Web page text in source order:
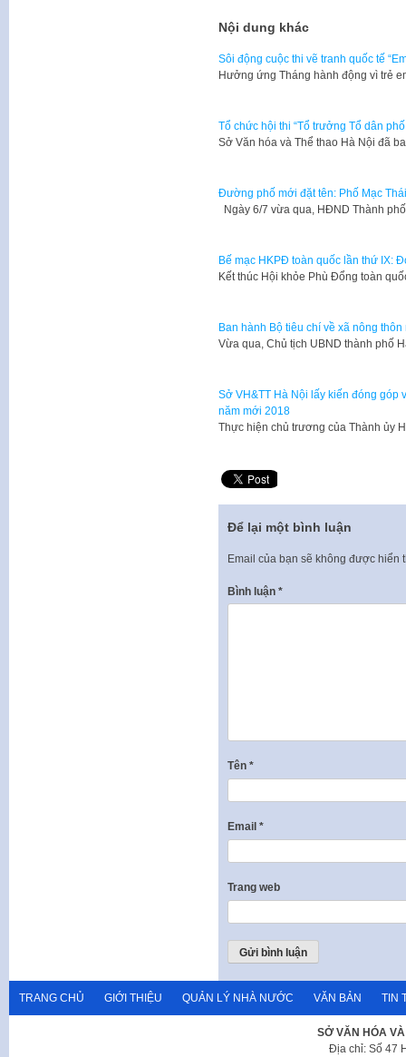
Nội dung khác
Sôi động cuộc thi vẽ tranh quốc tế
Hưởng ứng Tháng hành động vì trẻ
Tổ chức hội thi “Tổ trưởng Tổ dân
Sở Văn hóa và Thể thao Hà Nội đã
Đường phố mới đặt tên: Phố Mạc
Ngày 6/7 vừa qua, HĐND Thành
Bế mạc HKPĐ toàn quốc lần thứ IX:
Kết thúc Hội khỏe Phù Đổng toàn
Ban hành Bộ tiêu chí về xã nông
Vừa qua, Chủ tịch UBND thành phố
Sở VH&TT Hà Nội lấy kiến đóng góp
năm mới 2018
Thực hiện chủ trương của Thành ủy
Để lại một bình luận
Email của bạn sẽ không được hiển
Bình luận *
Tên *
Email *
Trang web
TRANG CHỦ GIỚI THIỆU QUẢN LÝ NHÀ NƯỚC VĂN BẢN TIN
SỞ VĂN HÓA
Địa chỉ: Số 47